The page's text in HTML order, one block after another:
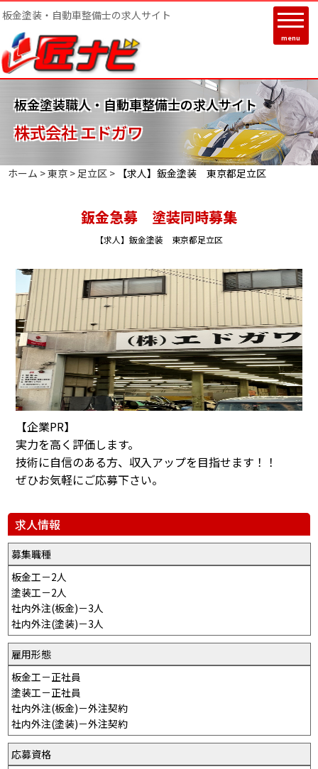
板金塗装・自動車整備士の求人サイト
menu
板金塗装職人・自動車整備士の求人サイト
株式会社 エドガワ
ホーム >東京 > 足立区 > 【求人】鈑金塗装 東京都足立区
鈑金急募 塗装同時募集
【求人】鈑金塗装 東京都足立区
【企業PR】
実力を高く評価します。
技術に自信のある方、収入アップを目指せます！！
ぜひお気軽にご応募下さい。
求人情報
募集職種
板金工－2人
塗装工－2人
社内外注(板金)－3人
社内外注(塗装)－3人
雇用形態
板金工－正社員
塗装工－正社員
社内外注(板金)－外注契約
社内外注(塗装)－外注契約
応募資格